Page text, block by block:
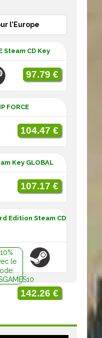
l’Europe
Steam CD Key
97.79 €
FORCE
104.47 €
Key GLOBAL
107.17 €
Edition Steam CD
le
142.26 €